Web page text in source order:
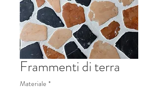
Frammenti di terra
Materiale *